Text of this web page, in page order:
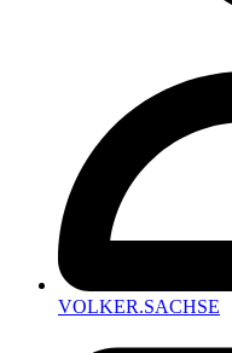
VOLKER.SACHSE